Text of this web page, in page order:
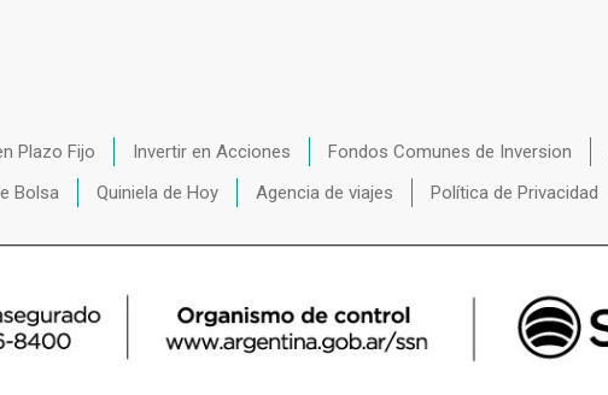
Plazo Fijo Invertir en Acciones Fondos Comunes de Inversion
Bolsa
Quiniela de Hoy Agencia de viajes Política de Privacidad